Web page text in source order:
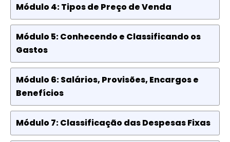
Módulo 4: Tipos de Preço de Venda
Módulo 5: Conhecendo e Classificando os
Gastos
Módulo 6: Salários, Provisões, Encargos e
Benefícios
Módulo 7: Classificação das Despesas Fixas